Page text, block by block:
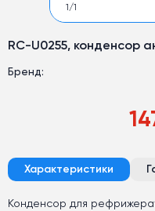
1 /1
RC-U0255, конденсор
Бренд:
Характеристики
Конденсор для